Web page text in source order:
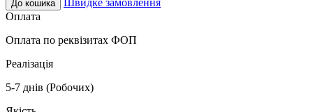
До кошика
Оплата
Оплата по реквізитах ФОП
Реалізація
5-7 днів (Робочих)